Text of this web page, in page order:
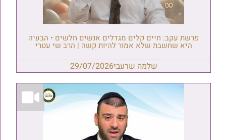
פרשת עקב: חיים קלים מגדלים אנשים חלשים • הבעיה
היא שחשבת שלא אמור להיות קשה | הרב שי עטרי
שלמה שרעבי29/07/2026